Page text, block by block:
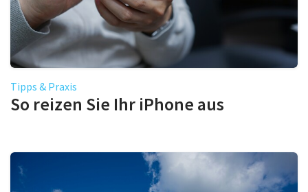
Tipps & Praxis
So reizen Sie Ihr iPhone aus